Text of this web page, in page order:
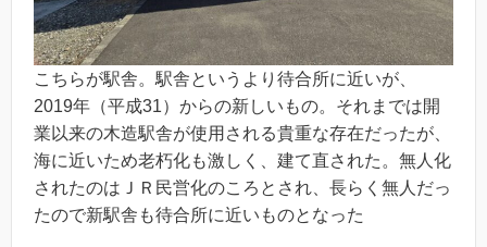
こちらが駅舎。駅舎というより待合所に近いが、
2019年（平成31）からの新しいもの。それまでは開
業以来の木造駅舎が使用される貴重な存在だったが、
海に近いため老朽化も激しく、建て直された。無人化
されたのはＪＲ民営化のころとされ、長らく無人だっ
たので新駅舎も待合所に近いものとなった